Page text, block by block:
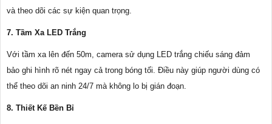
và theo dõi các sự kiện quan trọng.
7. Tầm Xa LED Trắng
Với tầm xa lên đến 50m, camera sử dụng LED trắng chiếu sáng đảm
bảo ghi hình rõ nét ngay cả trong bóng tối. Điều này giúp người dùng có
thể theo dõi an ninh 24/7 mà không lo bị gián đoạn.
8. Thiết Kế Bền Bỉ